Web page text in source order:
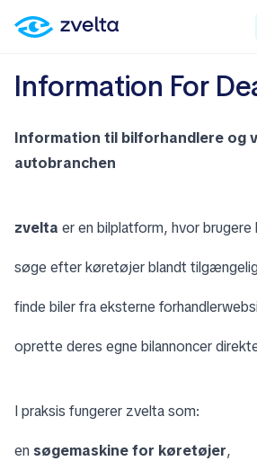
Information For
Information til bilforhandlere og
autobranchen
zvelta er en bilplatform, hvor brugere
søge efter køretøjer blandt
finde biler fra eksterne
oprette deres egne bilannoncer
I praksis fungerer zvelta som:
en søgemaskine for køretøjer,